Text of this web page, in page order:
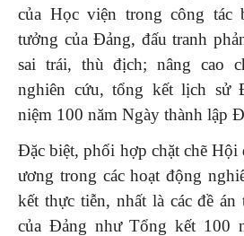
của Học viện trong công tác
tưởng của Đảng, đấu tranh
sai trái, thù địch; nâng cao
nghiên cứu, tổng kết lịch sử
niệm 100 năm Ngày thành lập
Đặc biệt, phối hợp chặt chẽ
ương trong các hoạt động
kết thực tiễn, nhất là các đề
của Đảng như Tổng kết 100